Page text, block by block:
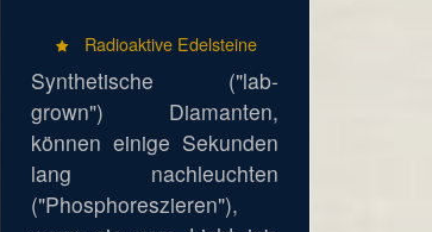
Radioaktive Edelsteine
Synthetische ("lab-
grown") Diamanten,
können einige Sekunden
lang nachleuchten
("Phosphoreszieren"),